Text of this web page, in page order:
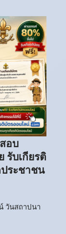
อบ
รับเกียรติ
ระชาชน
วันสถาปนา